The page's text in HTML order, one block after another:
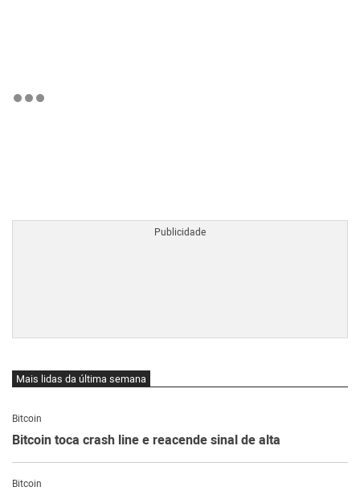
Mais lidas da última semana
Bitcoin
Bitcoin toca crash line e reacende sinal de alta
Bitcoin